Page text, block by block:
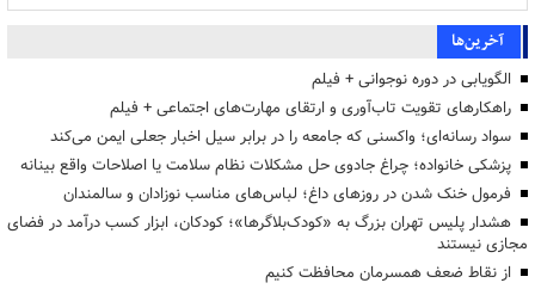
آخرین‌ها
الگویابی در دوره نوجوانی + فیلم
راهکارهای تقویت تاب‌آوری و ارتقای مهارت‌های اجتماعی + فیلم
سواد رسانه‌ای؛ واکسنی که جامعه را در برابر سیل اخبار جعلی ایمن می‌کند
پزشکی خانواده؛ چراغ جادوی حل مشکلات نظام سلامت یا اصلاحات واقع بینانه
فرمول خنک شدن در روزهای داغ؛ لباس‌های مناسب نوزادان و سالمندان
هشدار پلیس تهران بزرگ به «کودک‌بلاگرها»؛ کودکان، ابزار کسب درآمد در فضای
مجازی نیستند
از نقاط ضعف همسرمان محافظت کنیم